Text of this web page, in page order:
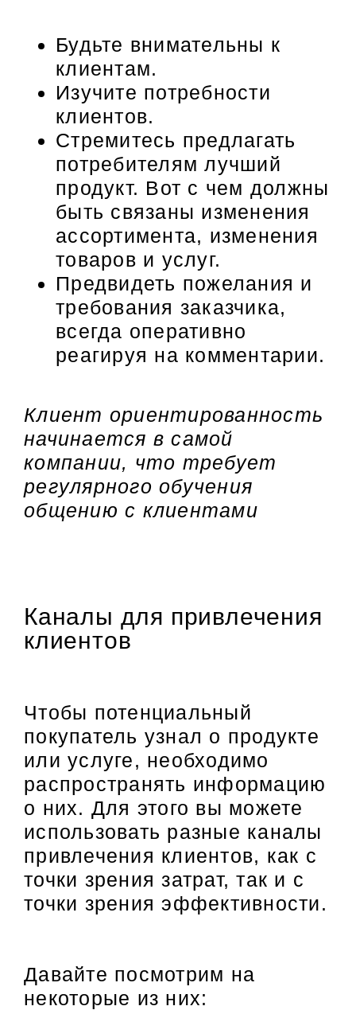
Будьте внимательны к
клиентам.
Изучите потребности
клиентов.
Стремитесь предлагать
потребителям лучший
продукт. Вот с чем должны
быть связаны изменения
ассортимента, изменения
товаров и услуг.
Предвидеть пожелания и
требования заказчика,
всегда оперативно
реагируя на комментарии.
Клиент ориентированность
начинается в самой
компании, что требует
регулярного обучения
общению с клиентами
Каналы для привлечения
клиентов
Чтобы потенциальный
покупатель узнал о продукте
или услуге, необходимо
распространять информацию
о них. Для этого вы можете
использовать разные каналы
привлечения клиентов, как с
точки зрения затрат, так и с
точки зрения эффективности.
Давайте посмотрим на
некоторые из них: